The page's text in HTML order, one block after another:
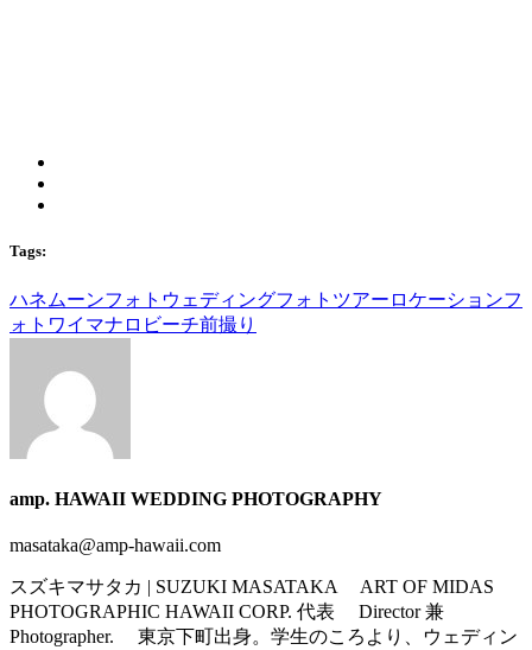
Tags:
ハネムーンフォトウェディングフォトツアー ロケーションフ
ォト ワイマナロビーチ前撮り
amp. HAWAII WEDDING PHOTOGRAPHY
masataka@amp-hawaii.com
スズキマサタカ | SUZUKI MASATAKA ART OF MIDAS
PHOTOGRAPHIC HAWAII CORP. 代表 Director 兼
Photographer. 東京下町出身。学生のころより、ウェディン